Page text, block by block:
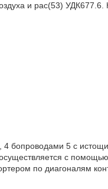
и рас(53)
бопроводами 5 с
с
по диагоналям